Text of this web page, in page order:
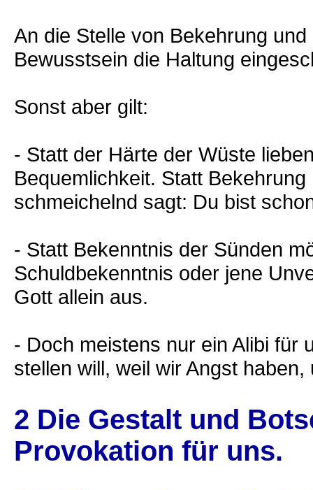
An die Stelle von Bekehrung
Bewusstsein die Haltung
Sonst aber gilt:
- Statt der Härte der Wüste
Bequemlichkeit. Statt
schmeichelnd sagt: Du bist
- Statt Bekenntnis der Sünden
Schuldbekenntnis oder jene
Gott allein aus.
- Doch meistens nur ein Alibi für
stellen will, weil wir Angst
2 Die Gestalt und
Provokation für uns.